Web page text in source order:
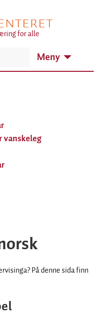
for alle
Meny
vanskeleg
På denne sida finn